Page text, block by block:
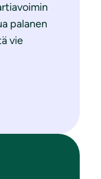
palanen
vie